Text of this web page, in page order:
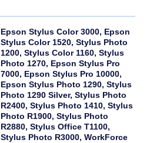
Epson Stylus Color 3000, Epson
Stylus Color 1520, Stylus Photo
1200, Stylus Color 1160, Stylus
Photo 1270, Epson Stylus Pro
7000, Epson Stylus Pro 10000,
Epson Stylus Photo 1290, Stylus
Photo 1290 Silver, Stylus Photo
R2400, Stylus Photo 1410, Stylus
Photo R1900, Stylus Photo
R2880, Stylus Office T1100,
Stylus Photo R3000, WorkForce